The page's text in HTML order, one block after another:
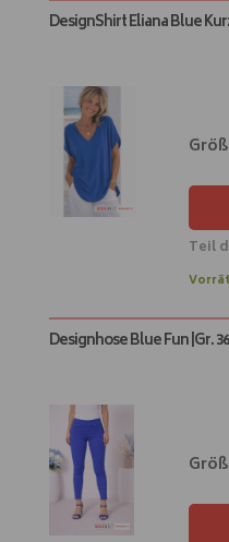
t
i
DesignShirt Eliana Blue
Teil
A
t
e
i
e
Designhose Blue Fun |Gr. 36